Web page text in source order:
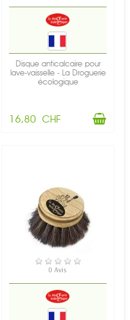
Disque anticalcaire pour
lave-vaisselle - La Droguerie
écologique
16,80 CHF
EN STOCK
0 Avis